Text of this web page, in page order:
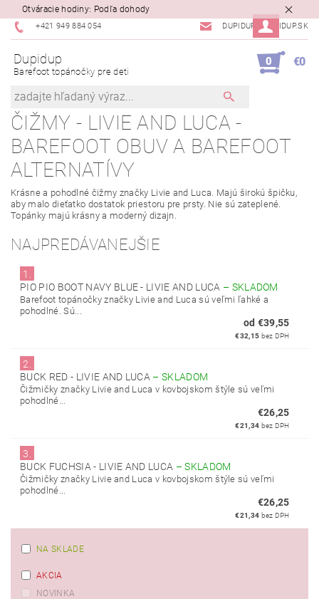
Otváracie hodiny: Podľa dohody
+421 949 884 054 DUPIDUP@DUPIDUP.SK
Dupidup
Barefoot topánočky pre deti
0 €0
ČIŽMY - LIVIE AND LUCA -
BAREFOOT OBUV A BAREFOOT
ALTERNATÍVY
Krásne a pohodlné čižmy značky Livie and Luca. Majú širokú špičku,
aby malo dieťatko dostatok priestoru pre prsty. Nie sú zateplené.
Topánky majú krásny a moderný dizajn.
NAJPREDÁVANEJŠIE
1.
PIO PIO BOOT NAVY BLUE - LIVIE AND LUCA – SKLADOM
Barefoot topánočky značky Livie and Luca sú veľmi ľahké a
pohodlné. Sú...
od €39,55
€32,15 bez DPH
2.
BUCK RED - LIVIE AND LUCA –SKLADOM
Čižmičky značky Livie and Luca v kovbojskom štýle sú veľmi
pohodlné...
€26,25
€21,34 bez DPH
3.
BUCK FUCHSIA - LIVIE AND LUCA –SKLADOM
Čižmičky značky Livie and Luca v kovbojskom štýle sú veľmi
pohodlné...
€26,25
€21,34 bez DPH
NA SKLADE
AKCIA
NOVINKA